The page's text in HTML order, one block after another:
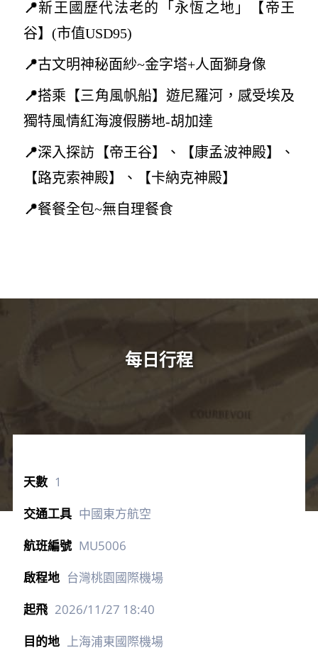
📍新王國歷代法老的「永恆之地」【帝王
谷】(市值USD95)
📍古文明神秘面紗~金字塔+人面獅身像
📍搭乘【三角風帆船】遊尼羅河，感受埃及
獨特風情紅海渡假勝地-胡加達
📍深入探訪【帝王谷】、【康孟波神殿】、
【路克索神殿】、【卡納克神殿】
📍餐餐全包~無自理餐食
每日行程
1
中國東方航空
MU5006
台灣桃園國際機場
2026/11/27 18:40
上海浦東國際機場